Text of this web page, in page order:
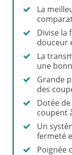
La
Divise la
douceur
La
une
Grande
des
Dotée
coupent
Un
fermeté
Poignée